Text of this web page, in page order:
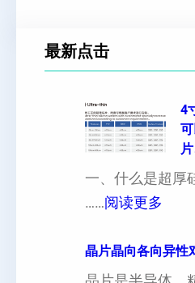
最新点击
4
一、什么是超厚
……阅读更多
寸
超
晶片晶向各向异性